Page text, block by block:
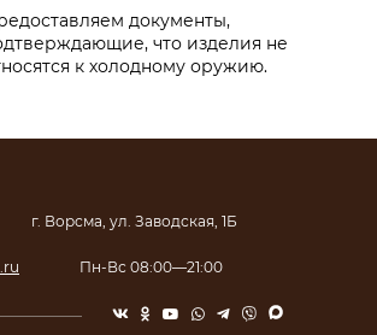
документы,
что изделия не
к холодному оружию.
г. Ворсма, ул. Заводская, 1Б
Пн-Вс 08:00—21:00